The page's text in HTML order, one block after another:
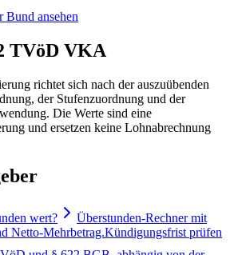
Bund ansehen
TVöD VKA
richtet sich nach der auszuübenden
der Stufenzuordnung und der
Die Werte sind eine
und ersetzen keine Lohnabrechnung
wert?
Überstunden-Rechner mit
Netto-Mehrbetrag.Kündigungsfrist prüfen